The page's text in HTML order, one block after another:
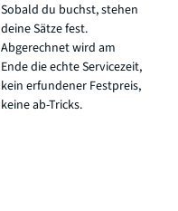
Sobald du buchst, stehen
deine Sätze fest.
Abgerechnet wird am
Ende die echte Servicezeit,
kein erfundener Festpreis,
keine ab-Tricks.